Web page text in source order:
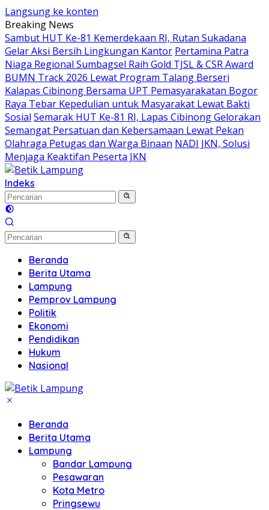
Langsung ke konten
Breaking News
Sambut HUT Ke-81 Kemerdekaan RI, Rutan Sukadana
Gelar Aksi Bersih Lingkungan Kantor Pertamina Patra
Niaga Regional Sumbagsel Raih Gold TJSL & CSR Award
BUMN Track 2026 Lewat Program Talang Berseri
Kalapas Cibinong Bersama UPT Pemasyarakatan Bogor
Raya Tebar Kepedulian untuk Masyarakat Lewat Bakti
Sosial Semarak HUT Ke-81 RI, Lapas Cibinong Gelorakan
Semangat Persatuan dan Kebersamaan Lewat Pekan
Olahraga Petugas dan Warga Binaan NADI JKN, Solusi
Menjaga Keaktifan Peserta JKN
Indeks
Beranda
Berita Utama
Lampung
Pemprov Lampung
Politik
Ekonomi
Pendidikan
Hukum
Nasional
Beranda
Berita Utama
Lampung
Bandar Lampung
Pesawaran
Kota Metro
Pringsewu